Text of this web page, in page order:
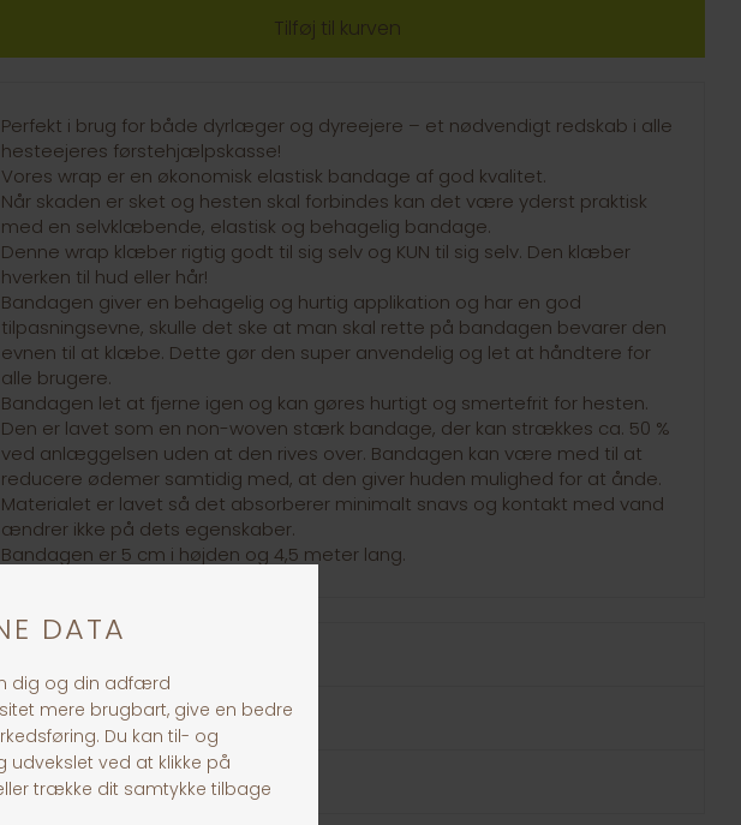
Perfekt i brug for både dyrlæger og dyreejere – et nødvendigt redskab i alle
hesteejeres førstehjælpskasse!
Vores wrap er en økonomisk elastisk bandage af god kvalitet.
Når skaden er sket og hesten skal forbindes kan det være yderst praktisk
med en selvklæbende, elastisk og behagelig bandage.
Denne wrap klæber rigtig godt til sig selv og KUN til sig selv. Den klæber
hverken til hud eller hår!
Bandagen giver en behagelig og hurtig applikation og har en god
tilpasningsevne, skulle det ske at man skal rette på bandagen bevarer den
evnen til at klæbe. Dette gør den super anvendelig og let at håndtere for
alle brugere.
Bandagen let at fjerne igen og kan gøres hurtigt og smertefrit for hesten.
Den er lavet som en non-woven stærk bandage, der kan strækkes ca. 50 %
ved anlæggelsen uden at den rives over. Bandagen kan være med til at
reducere ødemer samtidig med, at den giver huden mulighed for at ånde.
Materialet er lavet så det absorberer minimalt snavs og kontakt med vand
ændrer ikke på dets egenskaber.
Bandagen er 5 cm i højden og 4,5 meter lang.
Fragt fra 39,-
1-3 dages levering